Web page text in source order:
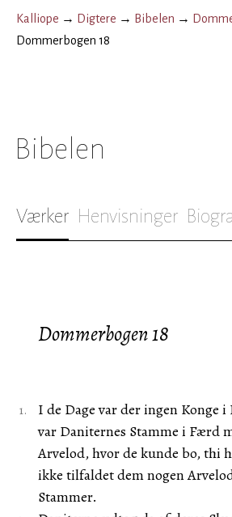
Kalliope → Digtere → Bibelen →
Dommerbogen 18
Bibelen
Værker Henvisninger
Dommerbogen 18
I de Dage var der ingen Konge i
var Daniternes Stamme i Færd
Arvelod, hvor de kunde bo, thi
ikke tilfaldet dem nogen
Stammer.